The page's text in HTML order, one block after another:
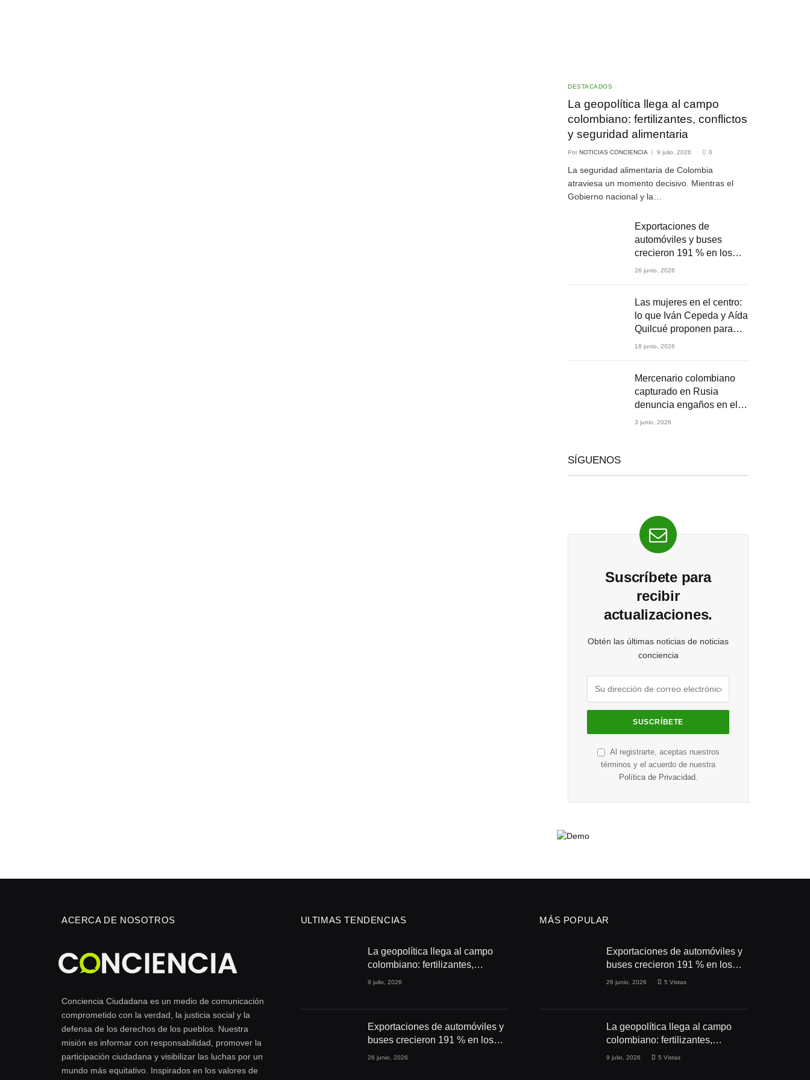
DESTACADOS
La geopolítica llega al campo
colombiano: fertilizantes, conflictos
y seguridad alimentaria
Por NOTICIAS CONCIENCIA 9 julio, 2026 0
La seguridad alimentaria de Colombia
atraviesa un momento decisivo. Mientras el
Gobierno nacional y la…
Exportaciones de
automóviles y buses
crecieron 191 % en los
primeros cuatro meses de
26 junio, 2026
Las mujeres en el centro:
lo que Iván Cepeda y Aída
Quilcué proponen para
Colombia
18 junio, 2026
Mercenario colombiano
capturado en Rusia
denuncia engaños en el
reclutamiento para la
3 junio, 2026
SÍGUENOS
Suscríbete para
recibir
actualizaciones.
Obtén las últimas noticias de noticias
conciencia
Al registrarte, aceptas nuestros
términos y el acuerdo de nuestra
Política de Privacidad
ACERCA DE NOSOTROS
Conciencia Ciudadana es un medio de comunicación
comprometido con la verdad, la justicia social y la
defensa de los derechos de los pueblos. Nuestra
misión es informar con responsabilidad, promover la
participación ciudadana y visibilizar las luchas por un
mundo más equitativo. Inspirados en los valores de
ULTIMAS TENDENCIAS
La geopolítica llega al campo
colombiano: fertilizantes,
conflictos y seguridad
9 julio, 2026
Exportaciones de automóviles y
buses crecieron 191 % en los
primeros cuatro meses de 2026
26 junio, 2026
MÁS POPULAR
Exportaciones de automóviles y
buses crecieron 191 % en los
primeros cuatro meses de 2026
26 junio, 2026 5Vistas
La geopolítica llega al campo
colombiano: fertilizantes,
conflictos y seguridad
9 julio, 2026 5Vistas